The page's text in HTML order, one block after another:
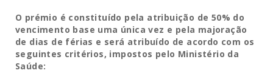
O prémio é constituído pela atribuição de 50% do
vencimento base uma única vez e pela majoração
de dias de férias e será atribuído de acordo com os
seguintes critérios, impostos pelo Ministério da
Saúde: